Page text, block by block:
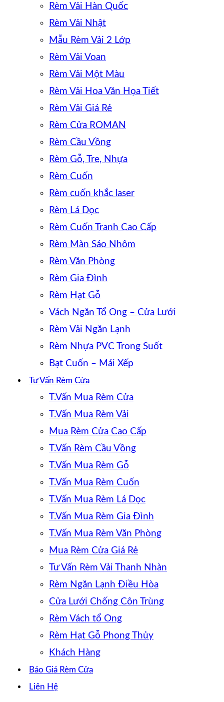
Rèm Vải Hàn Quốc
Rèm Vải Nhật
Mẫu Rèm Vải 2 Lớp
Rèm Vải Voan
Rèm Vải Một Màu
Rèm Vải Hoa Văn Họa Tiết
Rèm Vải Giá Rẻ
Rèm Cửa ROMAN
Rèm Cầu Vồng
Rèm Gỗ, Tre, Nhựa
Rèm Cuốn
Rèm cuốn khắc laser
Rèm Lá Dọc
Rèm Cuốn Tranh Cao Cấp
Rèm Màn Sáo Nhôm
Rèm Văn Phòng
Rèm Gia Đình
Rèm Hạt Gỗ
Vách Ngăn Tổ Ong – Cửa Lưới
Rèm Vải Ngăn Lạnh
Rèm Nhựa PVC Trong Suốt
Bạt Cuốn – Mái Xếp
Tư Vấn Rèm Cửa
T.Vấn Mua Rèm Cửa
T.Vấn Mua Rèm Vải
Mua Rèm Cửa Cao Cấp
T.Vấn Rèm Cầu Vồng
T.Vấn Mua Rèm Gỗ
T.Vấn Mua Rèm Cuốn
T.Vấn Mua Rèm Lá Dọc
T.Vấn Mua Rèm Gia Đình
T.Vấn Mua Rèm Văn Phòng
Mua Rèm Cửa Giá Rẻ
Tư Vấn Rèm Vải Thanh Nhàn
Rèm Ngăn Lạnh Điều Hòa
Cửa Lưới Chống Côn Trùng
Rèm Vách tổ Ong
Rèm Hạt Gỗ Phong Thủy
Khách Hàng
Báo Giá Rèm Cửa
Liên Hệ